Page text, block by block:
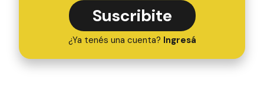
Suscribite
¿Ya tenés una cuenta? Ingresá